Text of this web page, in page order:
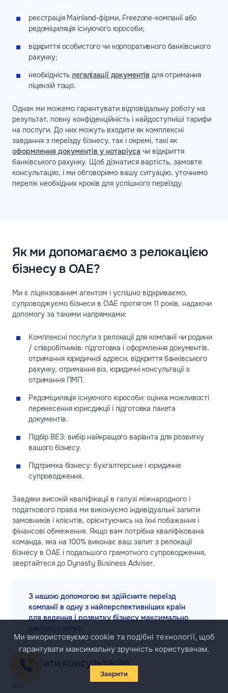
реєстрація Mainland-фірми, Freezone-компанії або
редомiциляція існуючого юрособи;
відкриття особистого чи корпоративного банківського
рахунку;
необхідністьлегалізації документів для отримання
ліцензій тощо.
Однак ми можемо гарантувати відповідальну роботу на
результат, повну конфіденційність і найдоступніші тарифи
на послуги. До них можуть входити як комплексні
завдання з переїзду бізнесу, так і окремі, такі як
оформлення документів у нотаріуса чи відкриття
банківського рахунку. Щоб дізнатися вартість, замовте
консультацію, і ми обговоримо вашу ситуацію, уточнимо
перелік необхідних кроків для успішного переїзду.
Як ми допомагаємо з релокацією
бізнесу в ОАЕ?
Ми є ліцензованим агентом і успішно відкриваємо,
супроводжуємо бізнеси в ОАЕ протягом 11 років, надаючи
допомогу за такими напрямками:
Комплексні послуги з релокації для компанії чи родини
/ співробітників: підготовка і оформлення документів,
отримання юридичної адреси, відкриття банківського
рахунку, отримання віз, юридичні консультації з
отримання ПМП.
Редомiциляція існуючого юрособи: оцінка можливості
перенесення юрисдикції і підготовка пакета
документів.
Підбір ВЕЗ: вибір найкращого варіанта для розвитку
вашого бізнесу.
Підтримка бізнесу: бухгалтерське і юридичне
супроводження.
Завдяки високій кваліфікації в галузі міжнародного і
податкового права ми виконуємо індивідуальні запити
замовників і клієнтів, орієнтуючись на їхні побажання і
фінансові обмеження. Якщо вам потрібна кваліфікована
команда, яка на 100% виконає ваш запит з релокації
бізнесу в ОАЕ і подальшого грамотного супроводження,
звертайтеся до Dynasty Business Adviser.
З нашою допомогою ви здійсните переїзд
компанії в одну з найперспективніших країн
для ведення і розвитку бізнесу максимально
Отримати консультацію
Ми використовуємо cookie та подібні технології, щоб
гарантувати максимальну зручність користувачам.
Закрити